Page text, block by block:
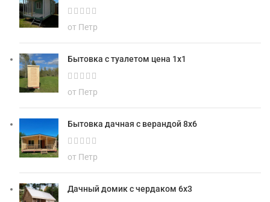
от Петр
Бытовка с туалетом цена 1х1
от Петр
Бытовка дачная с верандой 8х6
от Петр
Дачный домик с чердаком 6х3